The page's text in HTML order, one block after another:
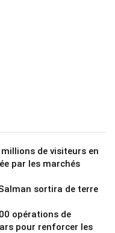
de visiteurs en
par les marchés
sortira de terre
opérations de
pour renforcer les